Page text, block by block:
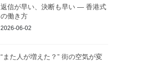
返信が早い、決断も早い ― 香港式
の働き方
2026-06-02
“また人が増えた？” 街の空気が変